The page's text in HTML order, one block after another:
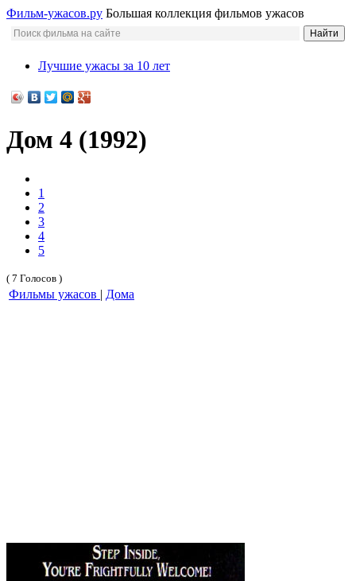
Фильм-ужасов.ру Большая коллекция фильмов ужасов
Лучшие ужасы за 10 лет
Дом 4 (1992)
1
2
3
4
5
( 7 Голосов )
Фильмы ужасов | Дома